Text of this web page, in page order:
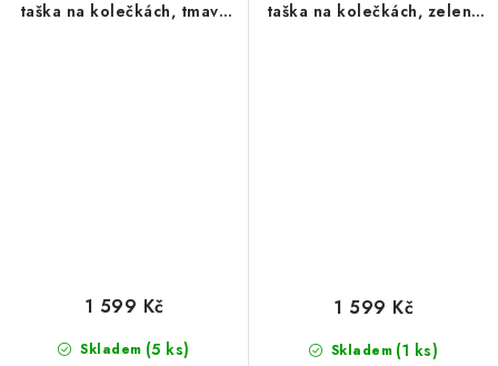
taška na kolečkách, tmavě
Skladem (5 ks)
1 599 Kč
taška na kolečkách, zelená
Skladem (1 ks)
1 599 Kč